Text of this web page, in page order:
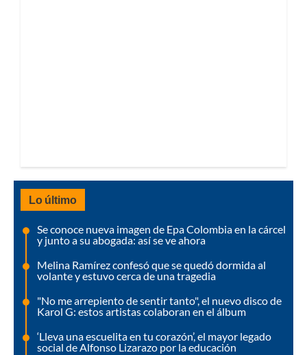
Lo último
Se conoce nueva imagen de Epa Colombia en la cárcel
y junto a su abogada: así se ve ahora
Melina Ramírez confesó que se quedó dormida al
volante y estuvo cerca de una tragedia
"No me arrepiento de sentir tanto", el nuevo disco de
Karol G: estos artistas colaboran en el álbum
‘Lleva una escuelita en tu corazón’, el mayor legado
social de Alfonso Lizarazo por la educación